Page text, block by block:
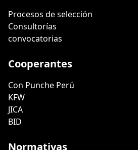
Procesos de selección
Consultorías
convocatorias
Cooperantes
Con Punche Perú
KFW
JICA
BID
Normativas